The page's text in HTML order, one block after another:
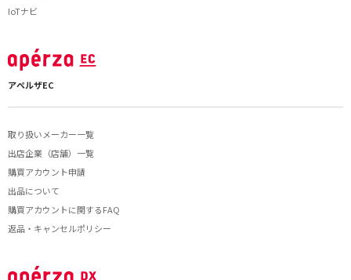
IoTナビ
アペルザEC
取り扱いメーカー一覧
出店企業（店舗）一覧
購買アカウント申請
出品について
購買アカウントに関するFAQ
返品・キャンセルポリシー